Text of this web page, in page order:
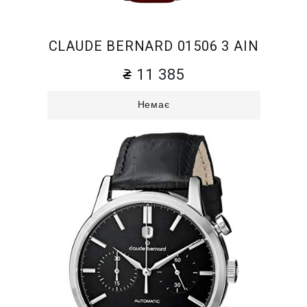
CLAUDE BERNARD 01506 3 AIN
11 385
Немає